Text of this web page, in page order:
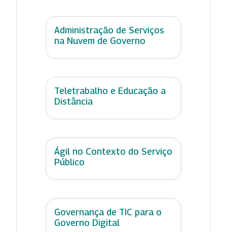
Administração de Serviços
na Nuvem de Governo
Teletrabalho e Educação a
Distância
Ágil no Contexto do Serviço
Público
Governança de TIC para o
Governo Digital